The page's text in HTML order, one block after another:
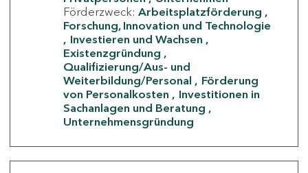
Förderzweck: Arbeitsplatzförderung
Forschung, Innovation und Technologie
Investieren und Wachsen
Existenzgründung
Qualifizierung/Aus- und
Weiterbildung/Personal
Förderung
von Personalkosten
Investitionen in
Sachanlagen und Beratung
Unternehmensgründung